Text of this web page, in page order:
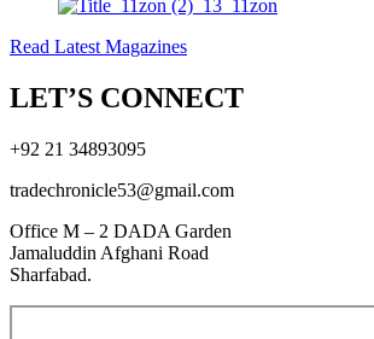
Read Latest Magazines
LET’S CONNECT
+92 21 34893095
tradechronicle53@gmail.com
Office M – 2 DADA Garden
Jamaluddin Afghani Road
Sharfabad.